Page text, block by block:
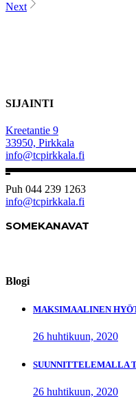
Next
SIJAINTI
Kreetantie 9
33950, Pirkkala
info@tcpirkkala.fi
Puh 044 239 1263
info@tcpirkkala.fi
SOMEKANAVAT
Blogi
MAKSIMAALINEN
26 huhtikuun, 2020
SUUNNITTELEMALLA
26 huhtikuun, 2020